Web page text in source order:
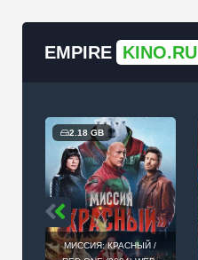
EMPIRE KINO.RU
2.18 GB
МИССИЯ: КРАСНЫЙ /